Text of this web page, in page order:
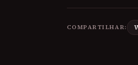
COMPARTILHAR: